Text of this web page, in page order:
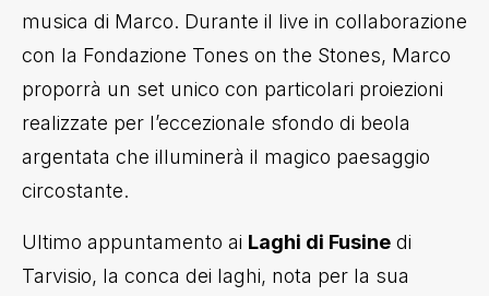
musica di Marco. Durante il live in collaborazione
con la Fondazione Tones on the Stones, Marco
proporrà un set unico con particolari proiezioni
realizzate per l’eccezionale sfondo di beola
argentata che illuminerà il magico paesaggio
circostante.
Ultimo appuntamento ai Laghi di Fusine di
Tarvisio, la conca dei laghi, nota per la sua